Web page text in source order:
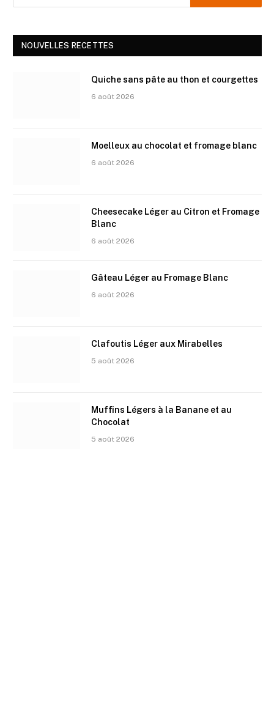
NOUVELLES RECETTES
Quiche sans pâte au thon et courgettes
6 août 2026
Moelleux au chocolat et fromage blanc
6 août 2026
Cheesecake Léger au Citron et Fromage
Blanc
6 août 2026
Gâteau Léger au Fromage Blanc
6 août 2026
Clafoutis Léger aux Mirabelles
5 août 2026
Muffins Légers à la Banane et au
Chocolat
5 août 2026